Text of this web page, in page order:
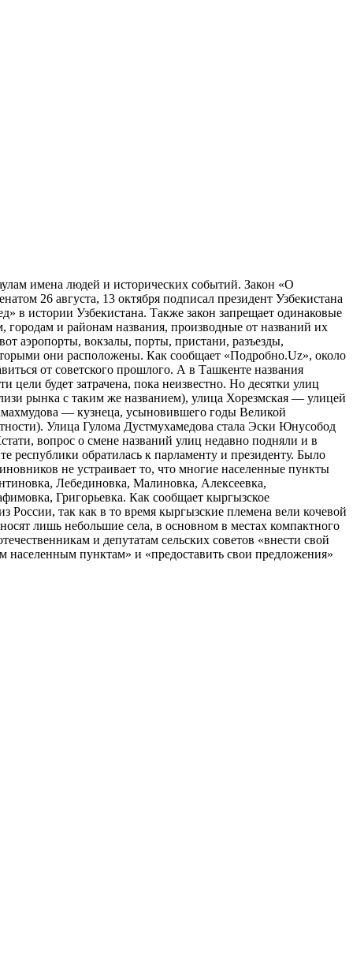
имена людей и исторических событий. Закон «О
26 августа, 13 октября подписал президент Узбекистана
истории Узбекистана. Также закон запрещает одинаковые
и районам названия, производные от названий их
аэропорты, вокзалы, порты, пристани, разъезды,
они расположены. Как сообщает «Подробно.Uz», около
от советского прошлого. А в Ташкенте названия
цели будет затрачена, пока неизвестно. Но десятки улиц
рынка с таким же названием), улица Хорезмская — улицей
— кузнеца, усыновившего годы Великой
Улица Гулома Дустмухамедова стала Эски Юнусобод
вопрос о смене названий улиц недавно подняли и в
обратилась к парламенту и президенту. Было
не устраивает то, что многие населенные пункты
Лебединовка, Малиновка, Алексеевка,
Григорьевка. Как сообщает кыргызское
так как в то время кыргызские племена вели кочевой
лишь небольшие села, в основном в местах компактного
и депутатам сельских советов «внести свой
населенным пунктам» и «предоставить свои предложения»